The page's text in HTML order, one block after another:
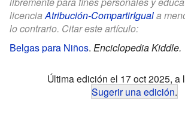
licenciaAtribución-CompartirIguala
lo contrario. Citar este artículo:
Belgas para Niños. Enciclopedia Kiddle.
Última edición el 17 oct 2025, a
Sugerir una edición.